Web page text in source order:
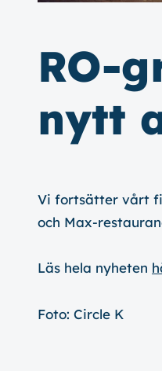
RO-
nytt
Vi fortsätter vårt
och Max-
Läs hela nyheten
Foto: Circle K